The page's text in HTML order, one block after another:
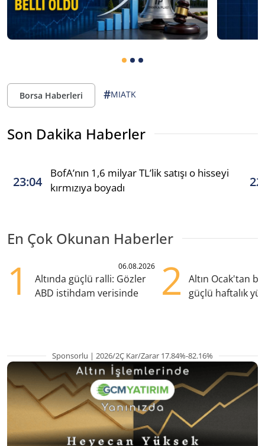
Borsa Haberleri #MIATK
Son Dakika Haberler
23:04
BofA’nın 1,6 milyar TL’lik satışı o hisseyi
kırmızıya boyadı
En Çok Okunan Haberler
1 06.08.2026
Altında güçlü ralli: Gözler
ABD istihdam verisinde
2
Altın Ocak'tan
güçlü haftalık
Sponsorlu | 2026/2Ç Kar/Zarar 17.84%-82.16%